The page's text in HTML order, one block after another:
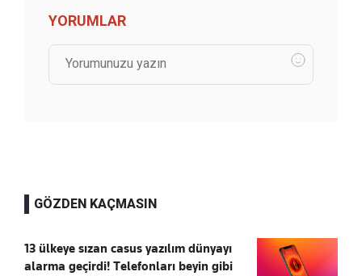
YORUMLAR
GÖZDEN KAÇMASIN
13 ülkeye sızan casus yazılım dünyayı
alarma geçirdi! Telefonları beyin gibi